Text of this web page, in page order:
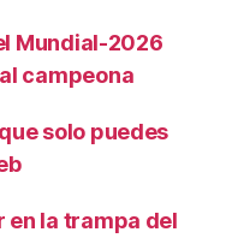
Mundial-2026
campeona
solo puedes
en la trampa del